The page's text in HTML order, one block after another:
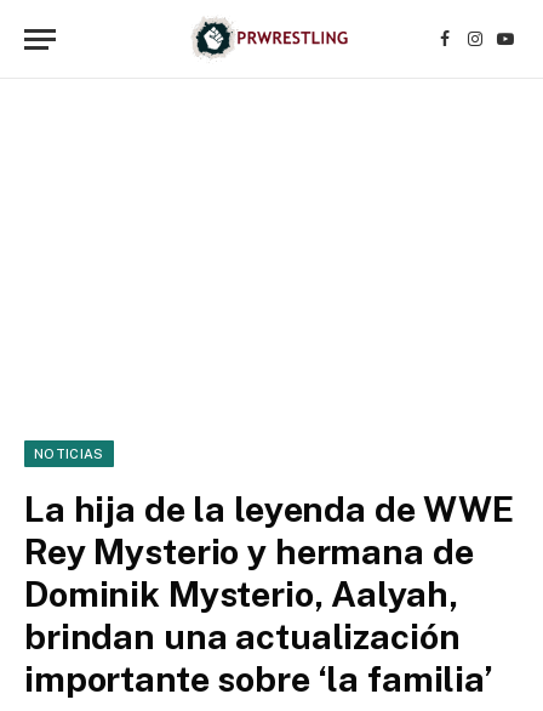
Facebook
NOTICIAS
La hija de la leyenda de WWE
Rey Mysterio y hermana de
Dominik Mysterio, Aalyah,
brindan una actualización
importante sobre ‘la familia’